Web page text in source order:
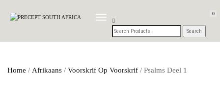
TOGGLE
NAVIGATION
0
Home / Afrikaans / Voorskrif Op Voorskrif / Psalms Deel 1